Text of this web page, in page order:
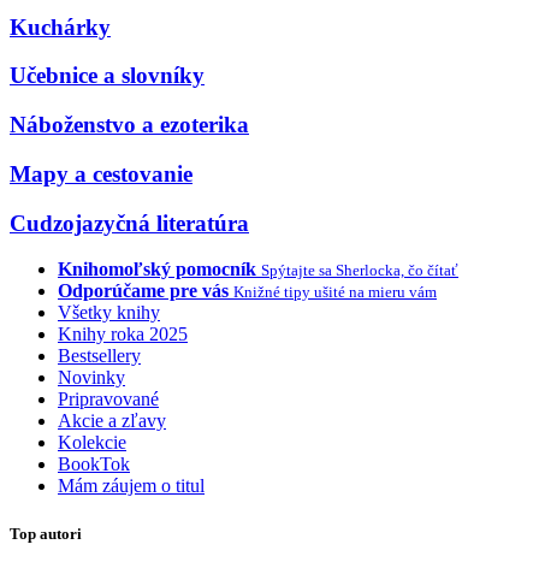
Kuchárky
Učebnice a slovníky
Náboženstvo a ezoterika
Mapy a cestovanie
Cudzojazyčná literatúra
Knihomoľský pomocník Spýtajte sa Sherlocka, čo čítať
Odporúčame pre vás Knižné tipy ušité na mieru vám
Všetky knihy
Knihy roka 2025
Bestsellery
Novinky
Pripravované
Akcie a zľavy
Kolekcie
BookTok
Mám záujem o titul
Top autori